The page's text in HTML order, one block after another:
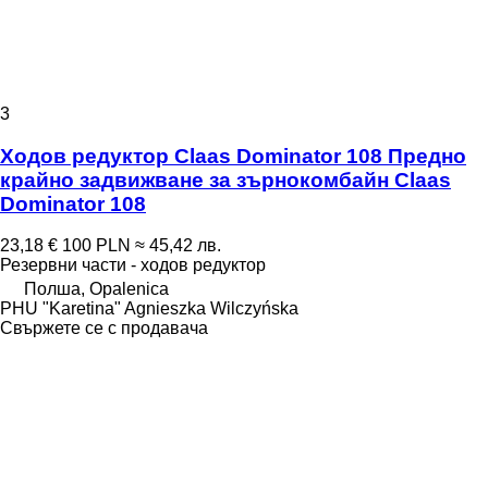
3
Ходов редуктор Claas Dominator 108 Предно
крайно задвижване за зърнокомбайн Claas
Dominator 108
23,18 € 100 PLN ≈ 45,42 лв.
Резервни части - ходов редуктор
Полша, Opalenica
PHU "Karetina" Agnieszka Wilczyńska
Свържете се с продавача